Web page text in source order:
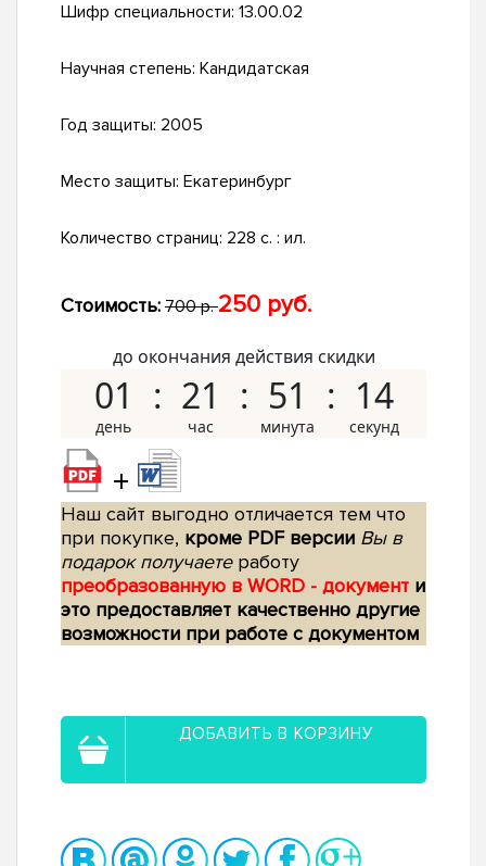
Шифр специальности: 13.00.02
Научная степень: Кандидатская
Год защиты: 2005
Место защиты: Екатеринбург
Количество страниц: 228 с. : ил.
Стоимость: 700 р.250 руб.
до окончания действия скидки
01 21 51 13
+
Наш сайт выгодно отличается тем что
при покупке, кроме PDF версии Вы в
подарок получаетеработу
преобразованную в WORD - документ и
это предоставляет качественно другие
возможности при работе с документом
ДОБАВИТЬ В КОРЗИНУ